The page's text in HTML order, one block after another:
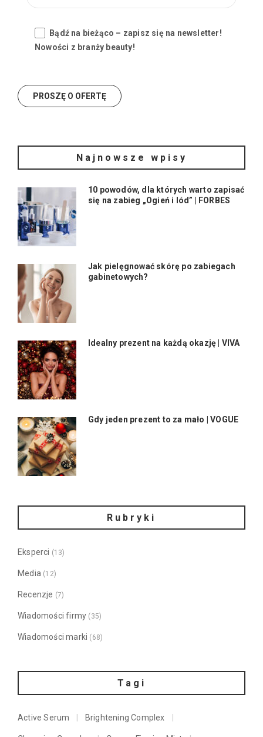
Bądź na bieżąco – zapisz się na newsletter!
Nowości z branży beauty!
Najnowsze wpisy
10 powodów, dla których warto zapisać
się na zabieg „Ogień i lód” | FORBES
Jak pielęgnować skórę po zabiegach
gabinetowych?
Idealny prezent na każdą okazję | VIVA
Gdy jeden prezent to za mało | VOGUE
Rubryki
Eksperci (13)
Media (12)
Recenzje (7)
Wiadomości firmy (35)
Wiadomości marki (68)
Tagi
Active Serum Brightening Complex